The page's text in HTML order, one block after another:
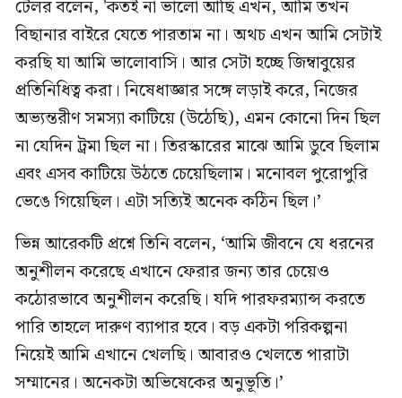
টেলর বলেন, 'কতই না ভালো আছি এখন, আমি তখন
বিছানার বাইরে যেতে পারতাম না। অথচ এখন আমি সেটাই
করছি যা আমি ভালোবাসি। আর সেটা হচ্ছে জিম্বাবুয়ের
প্রতিনিধিত্ব করা। নিষেধাজ্ঞার সঙ্গে লড়াই করে, নিজের
অভ্যন্তরীণ সমস্যা কাটিয়ে (উঠেছি), এমন কোনো দিন ছিল
না যেদিন ট্রমা ছিল না। তিরস্কারের মাঝে আমি ডুবে ছিলাম
এবং এসব কাটিয়ে উঠতে চেয়েছিলাম। মনোবল পুরোপুরি
ভেঙে গিয়েছিল। এটা সত্যিই অনেক কঠিন ছিল।’
ভিন্ন আরেকটি প্রশ্নে তিনি বলেন, ‘আমি জীবনে যে ধরনের
অনুশীলন করেছে এখানে ফেরার জন্য তার চেয়েও
কঠোরভাবে অনুশীলন করেছি। যদি পারফরম্যান্স করতে
পারি তাহলে দারুণ ব্যাপার হবে। বড় একটা পরিকল্পনা
নিয়েই আমি এখানে খেলছি। আবারও খেলতে পারাটা
সম্মানের। অনেকটা অভিষেকের অনুভূতি।’